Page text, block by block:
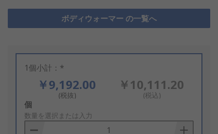
ボディウォーマー の一覧へ
1個小計：*
￥9,192.00
(税抜)
￥10,111.20
(税込)
Add
to
Basket
個
数量を選択または入力